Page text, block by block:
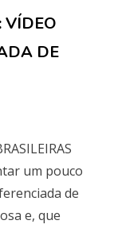
VÍDEO
DE
um pouco
de
e, que